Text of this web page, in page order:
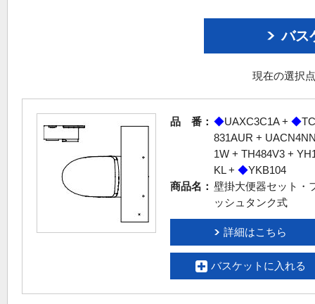
バス
現在の選択
品 番： ◆UAXC3C1A + ◆
831AUR +
1W + TH484V3 +
KL + ◆YKB104
商品名： 壁掛大便器セット・
ッシュタンク式
詳細はこちら
バスケットに入れる